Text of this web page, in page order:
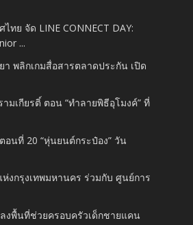
ไทย จัด LINE CONNECT DAY:
...
า พลิกเกมสื่อสารตลาดประกัน เปิด
มเกียรติ์ ตอน “ทำลายพิธีอุโมงค์” ที่
อนที่ 20 “หุ่นยนต์กระป๋อง” วัน
งกรุงเทพมหานคร ร่วมกับ ศูนย์การ
งพื้นที่ช่วยครอบครัวเด็กชายแคน